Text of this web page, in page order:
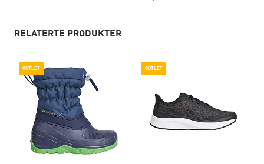
RELATERTE PRODUKTER
OUTLET OUTLET